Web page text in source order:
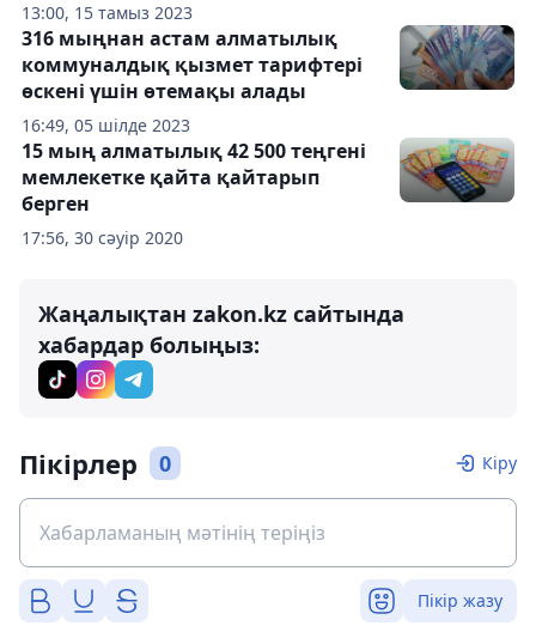
13:00, 15 тамыз 2023
16:49, 05 шілде 2023
316 мыңнан астам алматылық
коммуналдық қызмет тарифтері
өскені үшін өтемақы алады
17:56, 30 сәуір 2020
15 мың алматылық 42 500 теңгені
мемлекетке қайта қайтарып
берген
Жаңалықтан zakon.kz сайтында
хабардар болыңыз:
Пікірлер 0 Кіру
Пікір жазу